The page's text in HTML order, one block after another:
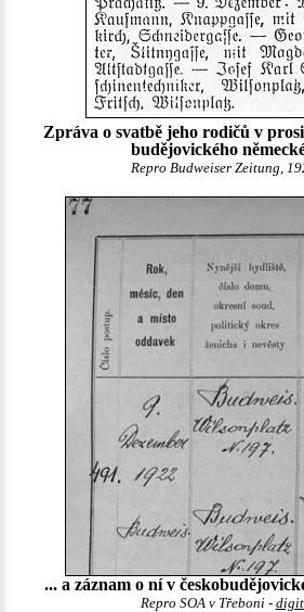
Zpráva o svatbě jeho rodičů v
budějovického
Repro Budweiser Zeitung,
... a záznam o ní v
Repro SOA v Třeboni -